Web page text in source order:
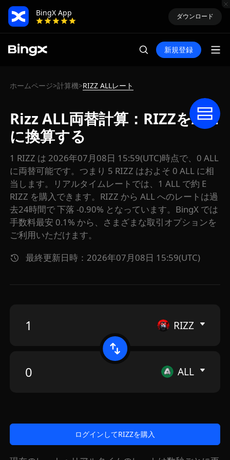
BingX App
ダウンロード
新規登録
ホームページ>計算機>RIZZ ALLレート
Rizz ALL両替計算：RIZZをALL
に換算する
1 RIZZ は 2026年07月08日 15:59(UTC)時点で、0 ALL
に両替可能です。つまり 5 RIZZ はおよそ 0 ALL に相
当します。リアルタイムレートでは、1 ALL で約 E
RIZZ を購入できます。RIZZ から ALL へのレートは過
去24時間で 下落 -0.90% となっています。BingX では
手数料最安 0.1% から、さまざまな取引オプションを
ご利用いただけます。
最終更新日時：2026年07月08日 15:59(UTC)
RIZZ
ALL
ログインしてRIZZを購入